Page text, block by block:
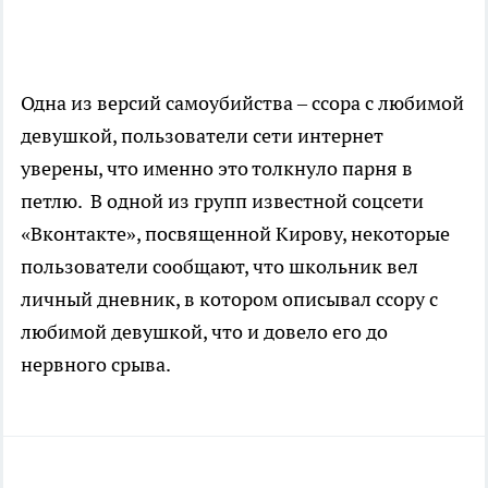
Одна из версий самоубийства – ссора с любимой
девушкой, пользователи сети интернет
уверены, что именно это толкнуло парня в
петлю. В одной из групп известной соцсети
«Вконтакте», посвященной Кирову, некоторые
пользователи сообщают, что школьник вел
личный дневник, в котором описывал ссору с
любимой девушкой, что и довело его до
нервного срыва.